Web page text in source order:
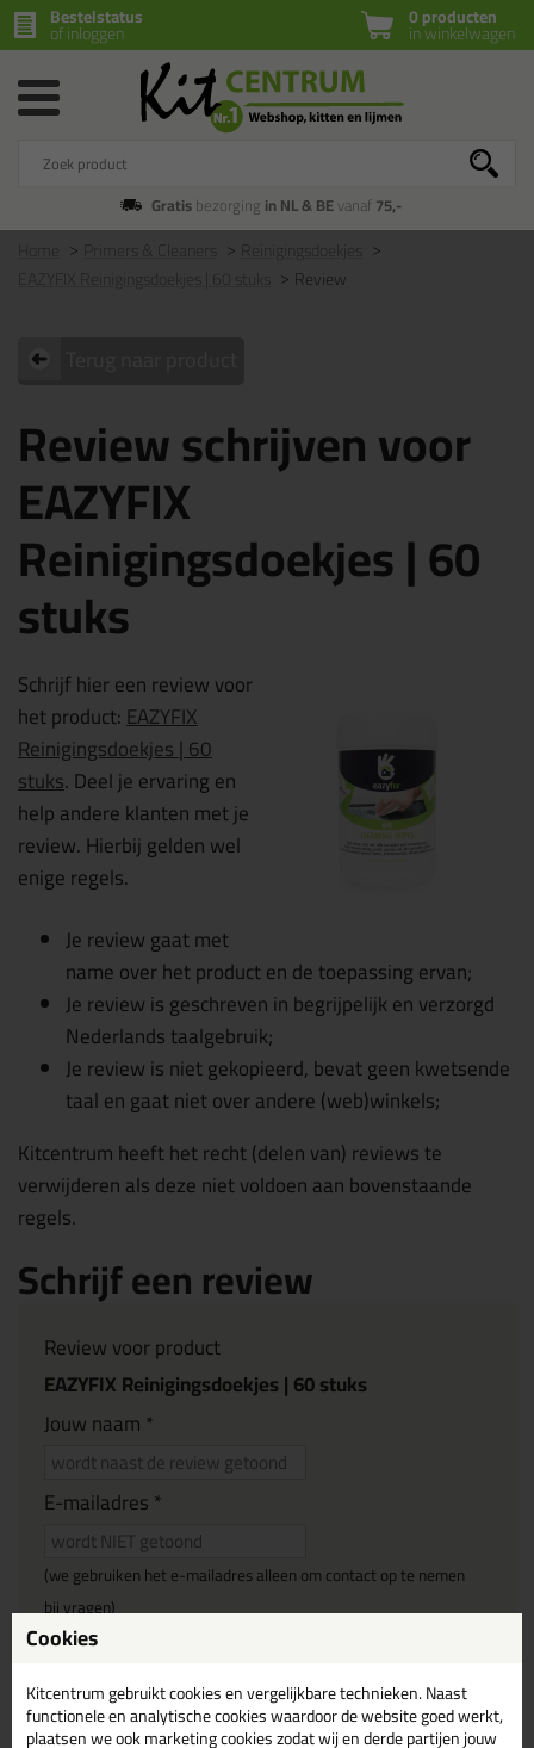
0 producten
in winkelwagen
Bestelstatus
of inloggen
Gratisbezorging in NL & BEvanaf75,-
Review
Review schrijven voor
EAZYFIX
Reinigingsdoekjes | 60
stuks
Schrijf hier een review voor
het product:EAZYFIX
Reinigingsdoekjes | 60
stuks. Deel je ervaring en
help andere klanten met je
review. Hierbij gelden wel
enige regels.
Je review gaat met
name over het product en de toepassing ervan;
Je review is geschreven in begrijpelijk en verzorgd
Nederlands taalgebruik;
Je review is niet gekopieerd, bevat geen kwetsende
taal en gaat niet over andere (web)winkels;
Kitcentrum heeft het recht (delen van) reviews te
verwijderen als deze niet voldoen aan bovenstaande
regels.
Schrijf een review
Review voor product
EAZYFIX Reinigingsdoekjes | 60 stuks
Jouw naam *
E-mailadres *
(we gebruiken het e-mailadres alleen om contact op te nemen
bij vragen)
Reviewtitel *
Cookies
Kitcentrum gebruikt cookies en vergelijkbare technieken. Naast
functionele en analytische cookies waardoor de website goed werkt,
plaatsen we ook marketing cookies zodat wij en derde partijen jouw